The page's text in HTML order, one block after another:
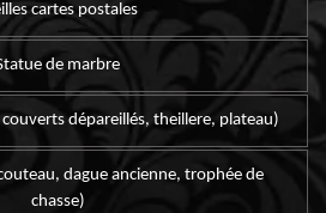
cartes postales
de marbre
dépareillés, theillere, plateau)
dague ancienne, trophée de
chasse)